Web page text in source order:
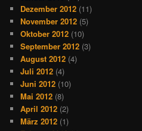
Dezember 2012 (11)
November 2012 (5)
Oktober 2012 (10)
September 2012 (3)
August 2012 (4)
Juli 2012 (4)
Juni 2012 (10)
Mai 2012 (8)
April 2012 (2)
März 2012 (1)